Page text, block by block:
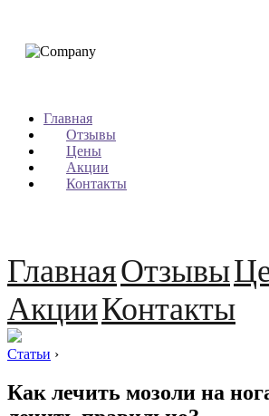
Главная
Отзывы
Цены
Акции
Контакты
ГлавнаяОтзывы
АкцииКонтакты
Статьи ›
Как лечить мозоли на